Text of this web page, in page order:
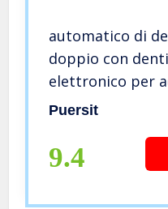
automatico di
doppio con
elettronico per
super Sticky
Puersit
9.4